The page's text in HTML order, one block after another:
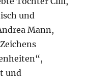
und
Mann,
und